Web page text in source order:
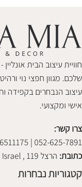
חוויית עיצוב הבית
שלכם. מגוון חפצי נוי
עיצוב הנבחרים בקפידה
אישי ומקצועי.
צרו קשר:
052-625-7891 | 086511175
כתובת: הרצל 119 , Rehovot, Israel
קטגוריות נבחרות